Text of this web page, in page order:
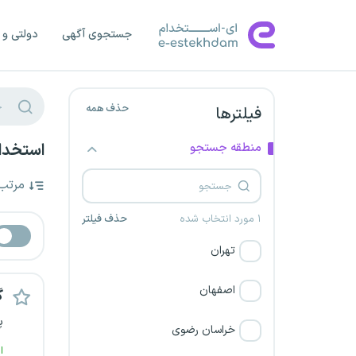
جستجوی آگهی دولتی
فیلترها حذف همه
منطقه جستجو
۱ مورد انتخاب شده حذف فیلتر
تهران
اصفهان
خراسان رضوی